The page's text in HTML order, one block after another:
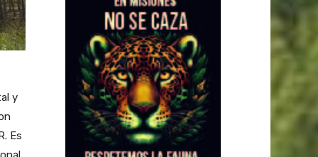
y
Es